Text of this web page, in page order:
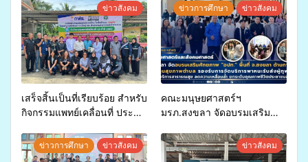
ข่าวสังคม
เสร็จสิ้นเป็นที่เรียบร้อย สำหรับ
กิจกรรมแพทย์เคลื่อนที่ ประจำ
สุขภาพแก่ประชาชนในพื้นที่
อำเภอจะนะ
ข่าวการศึกษา ข่าวสังคม
คณะมนุษยศาสตร์ฯ
มรภ.สงขลา จัดอบรมเสริม
จ่ายงบกองทุนสุขภาพตำบล
รองรับการจัดบริการพาหนะรับ
ข่าวการศึกษา ข่าวสังคม ข่าวสังคม